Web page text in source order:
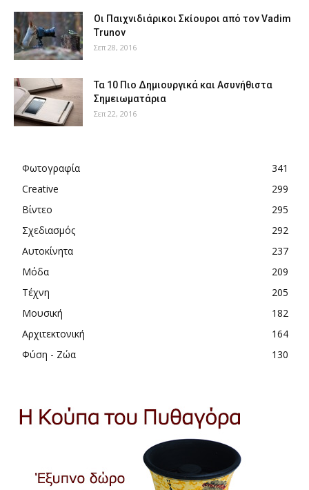
Οι Παιχνιδιάρικοι Σκίουροι από τον Vadim
Trunov
Σεπ 28, 2016
Τα 10 Πιο Δημιουργικά και Ασυνήθιστα
Σημειωματάρια
Σεπ 22, 2016
Φωτογραφία
341
Creative
299
Βίντεο
295
Σχεδιασμός
292
Αυτοκίνητα
237
Μόδα
209
Τέχνη
205
Μουσική
182
Αρχιτεκτονική
164
Φύση - Ζώα
130